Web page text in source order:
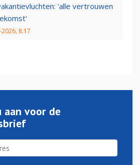
'alle vertrouwen
8:17
aan voor de